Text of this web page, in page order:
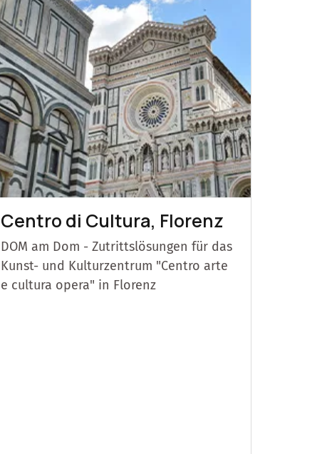
Centro di Cultura, Florenz
DOM am Dom - Zutrittslösungen für das
Kunst- und Kulturzentrum "Centro arte
e cultura opera" in Florenz